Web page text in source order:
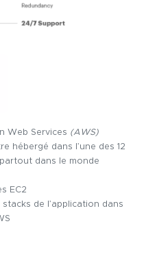
Web Services (AWS)
hébergé dans l’une des 12
dans le monde
EC2
de l’application dans